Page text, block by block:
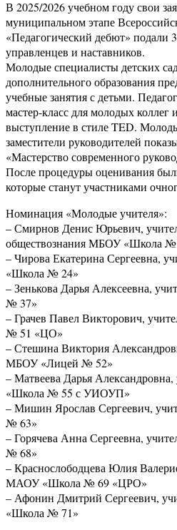
В 2025/2026 учебном году свои
муниципальном этапе
«Педагогический дебют» подали
управленцев и наставников.
Молодые специалисты детских
дополнительного образования
учебные занятия с детьми.
мастер-класс для молодых
выступление в стиле TED.
заместители руководителей
«Мастерство современного
После процедуры оценивания
которые станут участниками
Номинация «Молодые учителя»:
– Смирнов Денис Юрьевич,
обществознания МБОУ «Школа №
– Чирова Екатерина Сергеевна,
«Школа № 24»
– Зенькова Дарья Алексеевна,
№ 37»
– Грачев Павел Викторович,
№ 51 «ЦО»
– Стешина Виктория
МБОУ «Лицей № 52»
– Матвеева Дарья
«Школа № 55 с УИОУП»
– Мишин Ярослав Сергеевич,
№ 63»
– Горячева Анна Сергеевна,
№ 68»
– Краснослободцева Юлия
МАОУ «Школа № 69 «ЦРО»
– Афонин Дмитрий Сергеевич,
«Школа № 71»